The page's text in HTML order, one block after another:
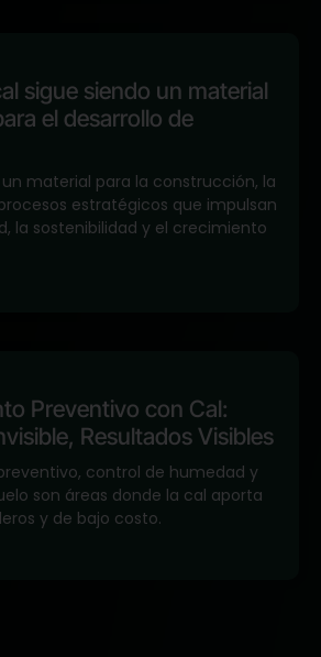
sigue siendo un material
el desarrollo de
material para la construcción, la
estratégicos que impulsan
la sostenibilidad y el crecimiento
Preventivo con Cal:
Resultados Visibles
control de humedad y
son áreas donde la cal aporta
y de bajo costo.